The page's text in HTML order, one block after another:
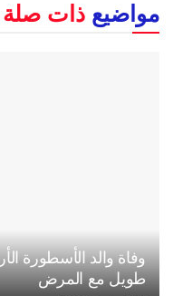
مواضيع ذات صلة
وفاة والد الأسطورة
طويل مع المرض